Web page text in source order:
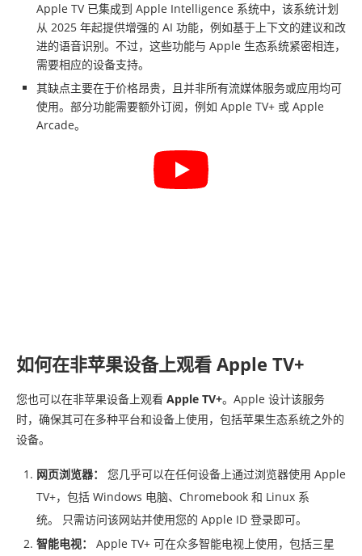
Apple TV 已集成到 Apple Intelligence 系统中，该系统计划
从 2025 年起提供增强的 AI 功能，例如基于上下文的建议和改
进的语音识别。不过，这些功能与 Apple 生态系统紧密相连，
需要相应的设备支持。
其缺点主要在于价格昂贵，且并非所有流媒体服务或应用均可
使用。部分功能需要额外订阅，例如 Apple TV+ 或 Apple
Arcade。
如何在非苹果设备上观看 Apple TV+
您也可以在非苹果设备上观看 Apple TV+。Apple 设计该服务
时，确保其可在多种平台和设备上使用，包括苹果生态系统之外的
设备。
网页浏览器： 您几乎可以在任何设备上通过浏览器使用 Apple
TV+，包括 Windows 电脑、Chromebook 和 Linux 系
统。 只需访问该网站并使用您的 Apple ID 登录即可。
智能电视： Apple TV+ 可在众多智能电视上使用，包括三星